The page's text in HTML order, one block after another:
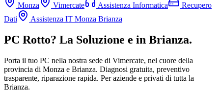
Monza Vimercate Assistenza Informatica
Recupero
Dati
Assistenza IT Monza Brianza
PC Rotto? La Soluzione e in Brianza.
Porta il tuo PC nella nostra sede di Vimercate, nel cuore della
provincia di Monza e Brianza. Diagnosi gratuita, preventivo
trasparente, riparazione rapida. Per aziende e privati di tutta la
Brianza.